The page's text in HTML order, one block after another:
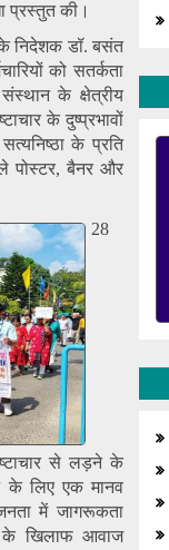
प्रस्तुत की।
निदेशक डॉ. बसंत
को सतर्कता
के क्षेत्रीय
के दुष्प्रभावों
के प्रति
पोस्टर, बैनर और
28
से लड़ने के
के लिए एक मानव
में जागरूकता
के खिलाफ आवाज